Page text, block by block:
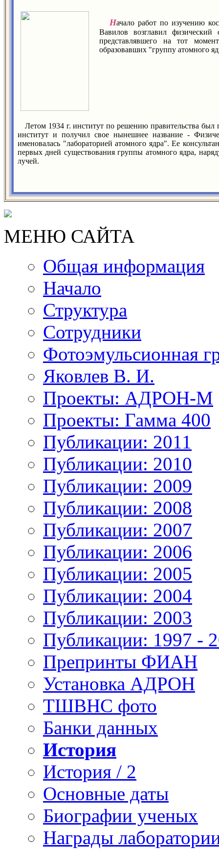
Начало работ по изучению
Вавилов возглавил физический
представлявшего на тот
образовавших "группу атомного
Летом 1934 г. институт по решению правительства был
институт и получил свое нынешнее название -
именовалась "лабораторией атомного ядра". Ее
первых дней существования группы атомного ядра,
лучей.
МЕНЮ САЙТА
Общая информация
Начало
Структура
Сотрудники
Фотоэмульсионная
Яковлев В. И.
Проекты: АДРОН-М
Проекты: Гамма 400
Публикации: 2011
Публикации: 2010
Публикации: 2009
Публикации: 2008
Публикации: 2007
Публикации: 2006
Публикации: 2005
Публикации: 2004
Публикации: 2003
Публикации: 1997 -
Препринты ФИАН
Установка АДРОН
ТШВНС фото
Банки данных
История
История / 2
Основные даты
Биографии ученых
Награды